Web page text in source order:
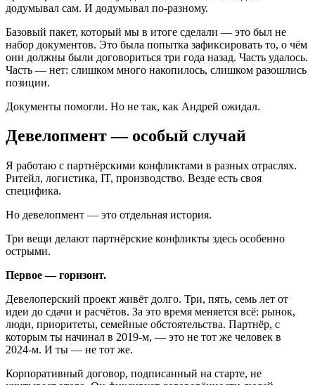
додумывал сам. И додумывал по-разному.
Базовый пакет, который мы в итоге сделали — это был не
набор документов. Это была попытка зафиксировать то, о чём
они должны были договориться три года назад. Часть удалось.
Часть — нет: слишком много накопилось, слишком разошлись
позиции.
Документы помогли. Но не так, как Андрей ожидал.
Девелопмент — особый случай
Я работаю с партнёрскими конфликтами в разных отраслях.
Ритейл, логистика, IT, производство. Везде есть своя
специфика.
Но девелопмент — это отдельная история.
Три вещи делают партнёрские конфликты здесь особенно
острыми.
Первое — горизонт.
Девелоперский проект живёт долго. Три, пять, семь лет от
идеи до сдачи и расчётов. За это время меняется всё: рынок,
люди, приоритеты, семейные обстоятельства. Партнёр, с
которым ты начинал в 2019-м, — это не тот же человек в
2024-м. И ты — не тот же.
Корпоративный договор, подписанный на старте, не